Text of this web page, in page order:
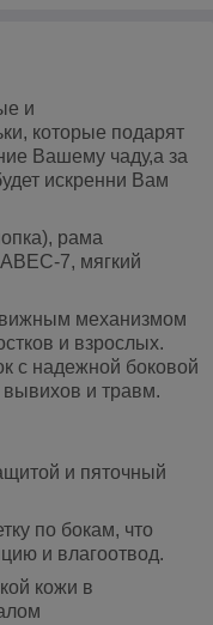
и
которые подарят
Вашему чаду,а за
искренни Вам
рама
7, мягкий
механизмом
и взрослых.
с надежной боковой
вывихов и травм.
и пяточный
по бокам, что
и влагоотвод.
кожи в